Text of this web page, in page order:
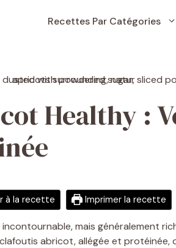
Recettes Par Catégories
Healthy :
à la recette Imprimer la recette
mais généralement
abricot, allégée et protéinée,